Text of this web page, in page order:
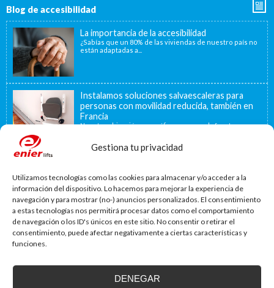
Gestiona tu privacidad
Utilizamos tecnologías como las cookies para almacenar y/o acceder a la
información del dispositivo. Lo hacemos para mejorar la experiencia de
navegación y para mostrar (no-) anuncios personalizados. El consentimiento
a estas tecnologías nos permitirá procesar datos como el comportamiento
de navegación o los ID's únicos en este sitio. No consentir o retirar el
consentimiento, puede afectar negativamente a ciertas características y
funciones.
DENEGAR
Blog de accesibilidad
La importancia de la accesibilidad
¿Sabías que un 80% de las viviendas de nuestro país no
están adaptadas a...
Instalamos soluciones salvaescaleras para
personas con movilidad reducida, también en
Francia
Nuestra ubicación geográfica cercana a la frontera
elevadoras y dispositivos de accesibilidad
La Agencia de la Vivienda de Cataluña aprobó el pasado
15 de noviembre de...
La accesibilidad universal es una prioridad
En la última década la accesibilidad universal se ha
convertido en una prioridad para...